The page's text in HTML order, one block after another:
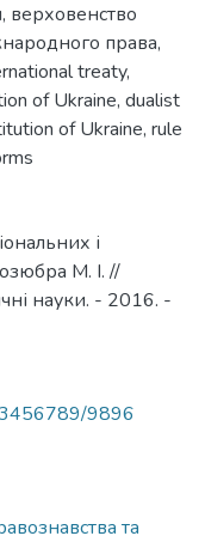
, верховенство
права,
treaty,
of Ukraine, dualist
of Ukraine, rule
і
М. І. //
науки. - 2016. -
9896
та